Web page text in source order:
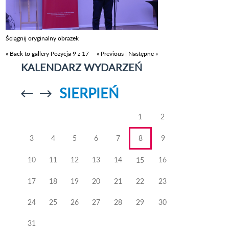
Ściągnij oryginalny obrazek
« Back to gallery Pozycja 9 z 17 « Previous | Następne »
KALENDARZ WYDARZEŃ
Przejdź doPrzejdź do
SIERPIEŃ
1 2
3 4 5 6 7 8 9
10 11 12 13 14 15 16
17 18 19 20 21 22 23
24 25 26 27 28 29 30
31